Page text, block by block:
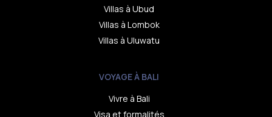
Villas à Ubud
Villas à Lombok
Villas à Uluwatu
VOYAGE À BALI
Vivre à Bali
Visa et formalités